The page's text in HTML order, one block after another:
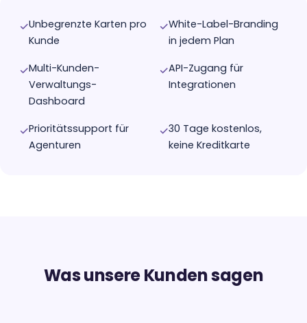
✓Unbegrenzte Karten pro
Kunde
✓White-Label-Branding
in jedem Plan
✓Multi-Kunden-
Verwaltungs-
Dashboard
✓API-Zugang für
Integrationen
✓Prioritätssupport für
Agenturen
✓30 Tage kostenlos,
keine Kreditkarte
Was unsere Kunden sagen